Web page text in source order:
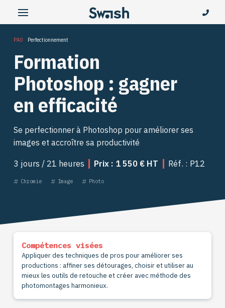
PAO Perfectionnement
Formation
Photoshop : gagner
en efficacité
Se perfectionner à Photoshop pour améliorer ses
images et accroître sa productivité
3 jours / 21 heures Prix : 1 550 € HT Réf. : P12
Chromie Image Photo
Compétences visées
Appliquer des techniques de pros pour améliorer ses
productions : affiner ses détourages, choisir et utiliser au
mieux les outils de retouche et créer avec méthode des
photomontages harmonieux.